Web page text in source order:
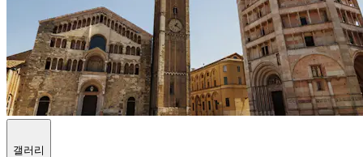
갤러리